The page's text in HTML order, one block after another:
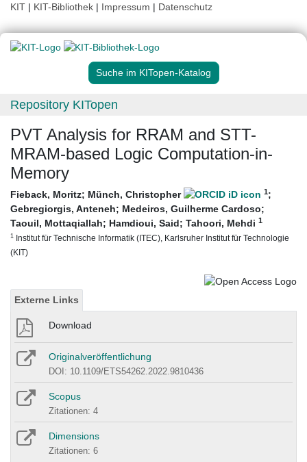
KIT | KIT-Bibliothek | Impressum | Datenschutz
Suche im KITopen-Katalog
Repository KITopen
PVT Analysis for RRAM and STT-
MRAM-based Logic Computation-in-
Memory
Fieback, Moritz; Münch, Christopher 1;
Gebregiorgis, Anteneh; Medeiros, Guilherme Cardoso;
Taouil, Mottaqiallah; Hamdioui, Said; Tahoori, Mehdi 1
1 Institut für Technische Informatik (ITEC), Karlsruher Institut für Technologie
(KIT)
Externe Links
Download
Originalveröffentlichung
DOI: 10.1109/ETS54262.2022.9810436
Scopus
Zitationen: 4
Dimensions
Zitationen: 6